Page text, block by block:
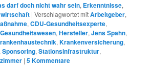
darf doch nicht wahr sein, Erkenntnisse,
wirtschaft |Verschlagwortet mitArbeitgeber,
,CDU-Gesundheitsexperte,
Gesundheitswesen,Hersteller,Jens Spahn,
,Krankenversicherung,
,Sponsoring,Stationsinfrastruktur,
|5Kommentare